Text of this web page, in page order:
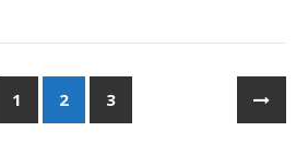
1 2 3